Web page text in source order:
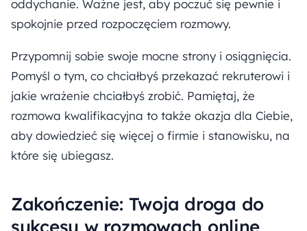
oddychanie. Ważne jest, aby poczuć się pewnie i
spokojnie przed rozpoczęciem rozmowy.
Przypomnij sobie swoje mocne strony i osiągnięcia.
Pomyśl o tym, co chciałbyś przekazać rekruterowi i
jakie wrażenie chciałbyś zrobić. Pamiętaj, że
rozmowa kwalifikacyjna to także okazja dla Ciebie,
aby dowiedzieć się więcej o firmie i stanowisku, na
które się ubiegasz.
Zakończenie: Twoja droga do